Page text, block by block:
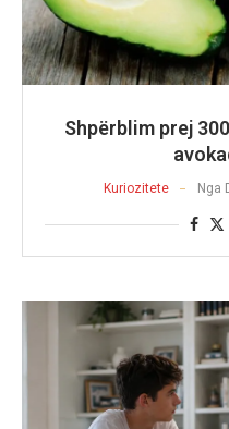
Shpërblim prej
Kuriozitete Nga